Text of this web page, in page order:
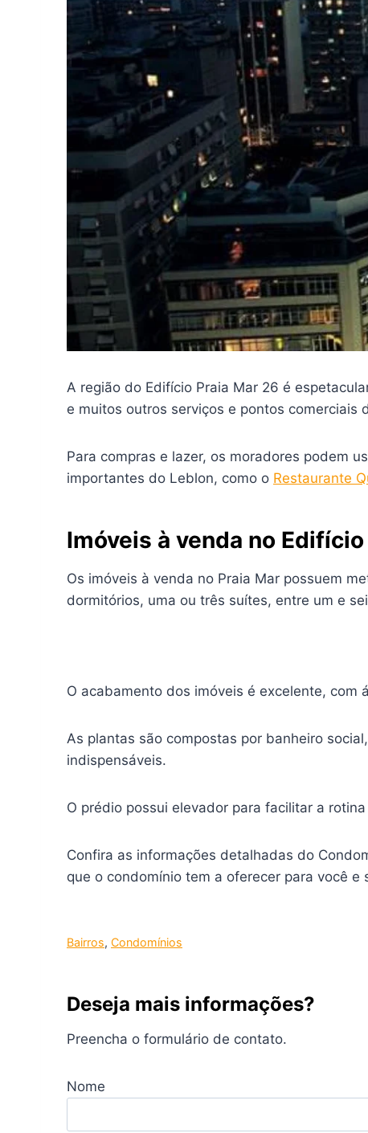
A região do Edifício Praia Mar 26 é
e muitos outros serviços e pontos comerciais
Para compras e lazer, os moradores podem
importantes do Leblon, como o Restaurante
Imóveis à venda no
Os imóveis à venda no Praia Mar possuem
dormitórios, uma ou três suítes, entre um e
O acabamento dos imóveis é excelente,
As plantas são compostas por banheiro
indispensáveis.
O prédio possui elevador para facilitar a
Confira as informações detalhadas do
que o condomínio tem a oferecer para você e
Bairros, Condomínios
Deseja mais informações?
Preencha o formulário de contato.
Nome